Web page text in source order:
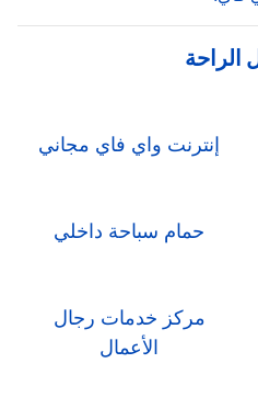
الراحة
إنترنت واي فاي مجاني
حمام سباحة داخلي
مركز خدمات رجال
الأعمال